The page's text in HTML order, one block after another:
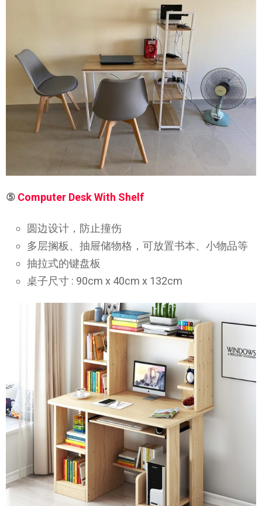
⑤ Computer Desk With Shelf
圆边设计，防止撞伤
多层搁板、抽屉储物格，可放置书本、小物品等
抽拉式的键盘板
桌子尺寸 : 90cm x 40cm x 132cm